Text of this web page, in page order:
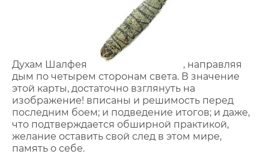
Духам Шалфея
, направляя
дым по четырем сторонам света. В значение
этой карты, достаточно взглянуть на
изображение! вписаны и решимость перед
последним боем; и подведение итогов; и даже,
что подтверждается обширной практикой,
желание оставить свой след в этом мире,
память о себе.